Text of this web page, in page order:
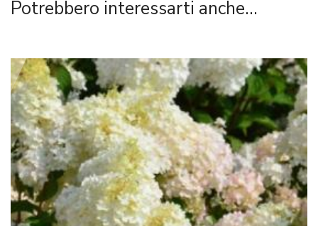
Potrebbero interessarti anche...